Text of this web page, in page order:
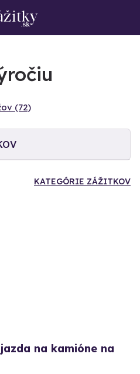
(72)
KATEGÓRIE ZÁŽITKOV
na kamióne na